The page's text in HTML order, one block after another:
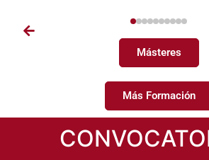
Másteres
Más Formación